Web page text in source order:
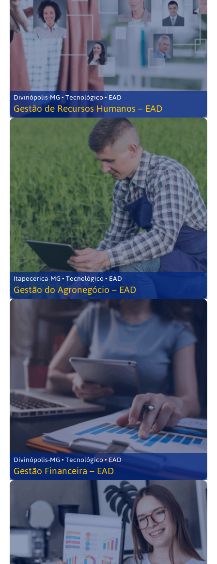
Divinópolis-MG • Tecnológico • EAD
Gestão de Recursos Humanos – EAD
Itapecerica-MG • Tecnológico • EAD
Gestão do Agronegócio – EAD
Divinópolis-MG • Tecnológico • EAD
Gestão Financeira – EAD